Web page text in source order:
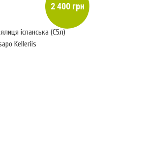
2 400 грн
іспанська (С5л)
Kelleriis